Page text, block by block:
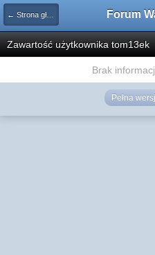
← Strona główna
Zawartość użytkownika tom13ek
Brak
Pełna